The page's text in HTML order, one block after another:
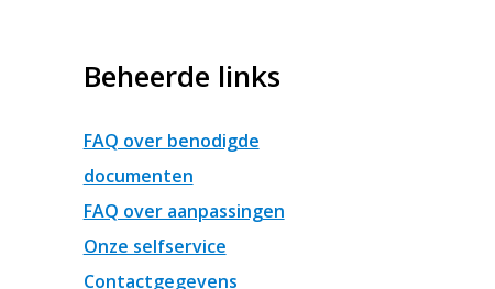
Beheerde links
FAQ over benodigde
documenten
FAQ over aanpassingen
Onze selfservice
Contactgegevens